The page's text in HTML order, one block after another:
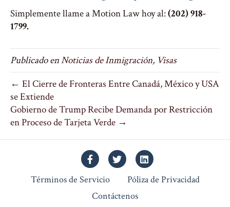
Simplemente llame a Motion Law hoy al:(202) 918-
1799.
Publicado enNoticias de Inmigración, Visas
← El Cierre de Fronteras Entre Canadá, México y USA
se Extiende
Gobierno de Trump Recibe Demanda por Restricción
en Proceso de Tarjeta Verde →
FacebookTwitterLinkedin
Términos de Servicio
Póliza de Privacidad
Contáctenos